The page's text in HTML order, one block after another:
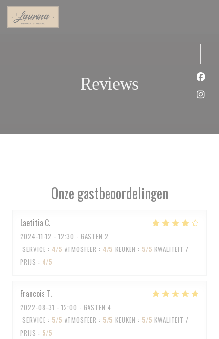
Cookies beheer paneel
Reviews
Onze gastbeoordelingen
Laetitia C
2024-11-12 - 12:30 - GASTEN 2
SERVICE : 4/5 ATMOSFEER : 4/5 KEUKEN : 5/5 KWALITEIT /
PRIJS : 4/5
Francois T
2022-08-31 - 12:00 - GASTEN 4
SERVICE : 5/5 ATMOSFEER : 5/5 KEUKEN : 5/5 KWALITEIT /
PRIJS : 5/5